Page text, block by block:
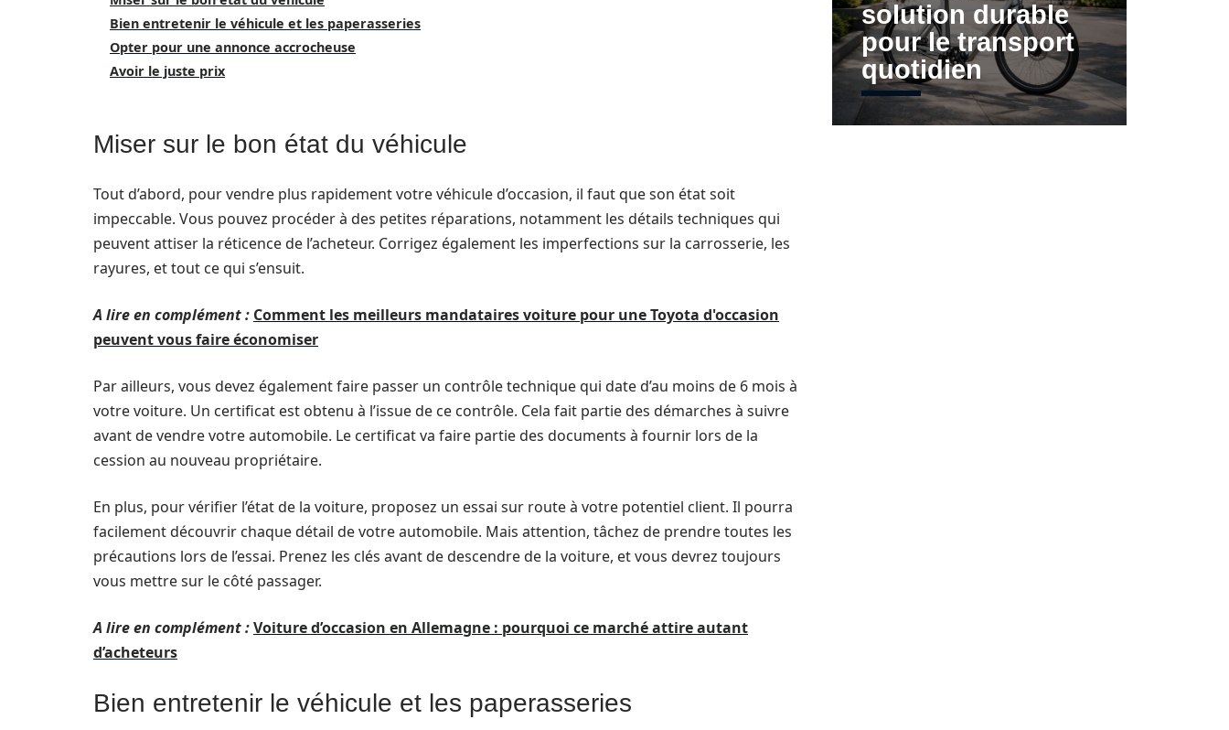
Bien entretenir le véhicule et les paperasseries
Opter pour une annonce accrocheuse
Avoir le juste prix
Miser sur le bon état du véhicule
Tout d’abord, pour vendre plus rapidement votre véhicule d’occasion, il faut que son état soit
impeccable. Vous pouvez procéder à des petites réparations, notamment les détails techniques qui
peuvent attiser la réticence de l’acheteur. Corrigez également les imperfections sur la carrosserie, les
rayures, et tout ce qui s’ensuit.
A lire en complément : Comment les meilleurs mandataires voiture pour une Toyota d'occasion
peuvent vous faire économiser
Par ailleurs, vous devez également faire passer un contrôle technique qui date d’au moins de 6 mois à
votre voiture. Un certificat est obtenu à l’issue de ce contrôle. Cela fait partie des démarches à suivre
avant de vendre votre automobile. Le certificat va faire partie des documents à fournir lors de la
cession au nouveau propriétaire.
En plus, pour vérifier l’état de la voiture, proposez un essai sur route à votre potentiel client. Il pourra
facilement découvrir chaque détail de votre automobile. Mais attention, tâchez de prendre toutes les
précautions lors de l’essai. Prenez les clés avant de descendre de la voiture, et vous devrez toujours
vous mettre sur le côté passager.
A lire en complément :Voiture d’occasion en Allemagne : pourquoi ce marché attire autant
d’acheteurs
Bien entretenir le véhicule et les paperasseries
solution durable
pour le transport
quotidien